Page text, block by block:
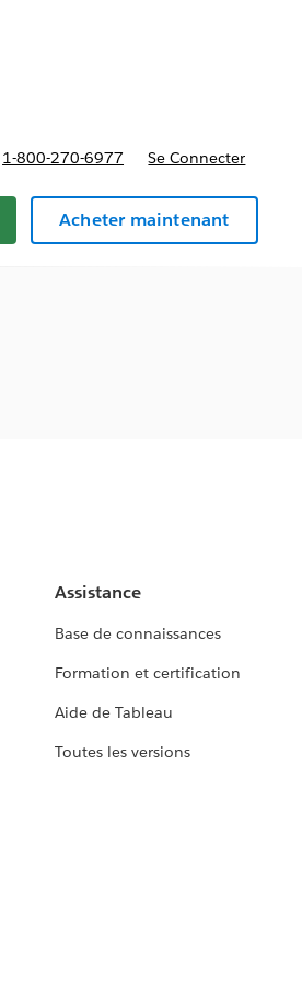
1-800-270-6977 Se Connecter
Acheter maintenant
Assistance
Base de connaissances
Formation et certification
Aide de Tableau
Toutes les versions